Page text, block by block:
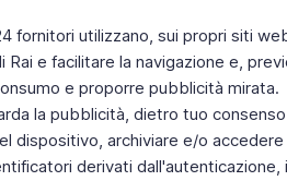
fornitori utilizzano, sui propri siti
Rai e facilitare la navigazione e,
e proporre pubblicità mirata.
la pubblicità, dietro tuo
dispositivo, archiviare e/o
derivati